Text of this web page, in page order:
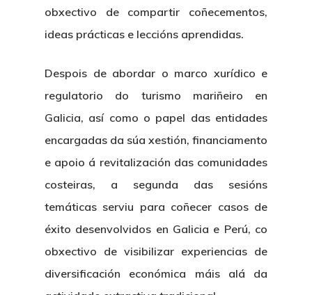
obxectivo de compartir coñecementos,
ideas prácticas e leccións aprendidas.
Despois de abordar o marco xurídico e
regulatorio do turismo mariñeiro en
Galicia, así como o papel das entidades
encargadas da súa xestión, financiamento
e apoio á revitalización das comunidades
costeiras, a segunda das sesións
temáticas serviu para coñecer casos de
éxito desenvolvidos en Galicia e Perú, co
obxectivo de visibilizar experiencias de
diversificación económica máis alá da